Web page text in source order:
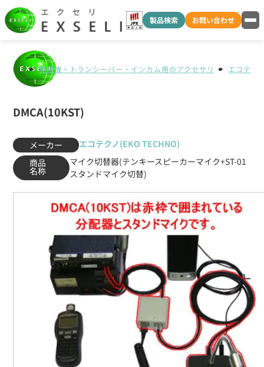
製品検索 お問い合わせ
無線機・トランシーバー・インカム用のアクセサリ エコテク
DMCA(10KST)
メーカー
エコテクノ(EKO TECHNO)
商品
名称
マイク切替器(テンキースピーカーマイク+ST-01
スタンドマイク切替)